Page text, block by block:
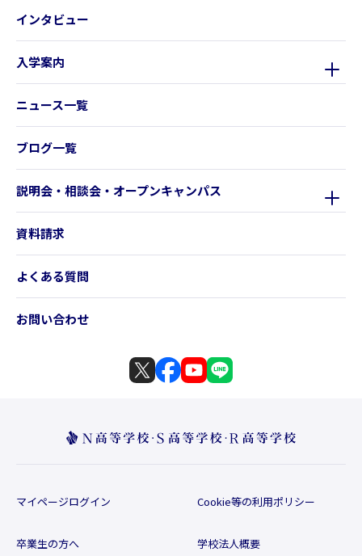
インタビュー
入学案内
ニュース一覧
ブログ一覧
説明会・相談会・オープンキャンパス
資料請求
よくある質問
お問い合わせ
マイページログイン
卒業生の方へ
Cookie等の利用ポリシー
学校法人概要